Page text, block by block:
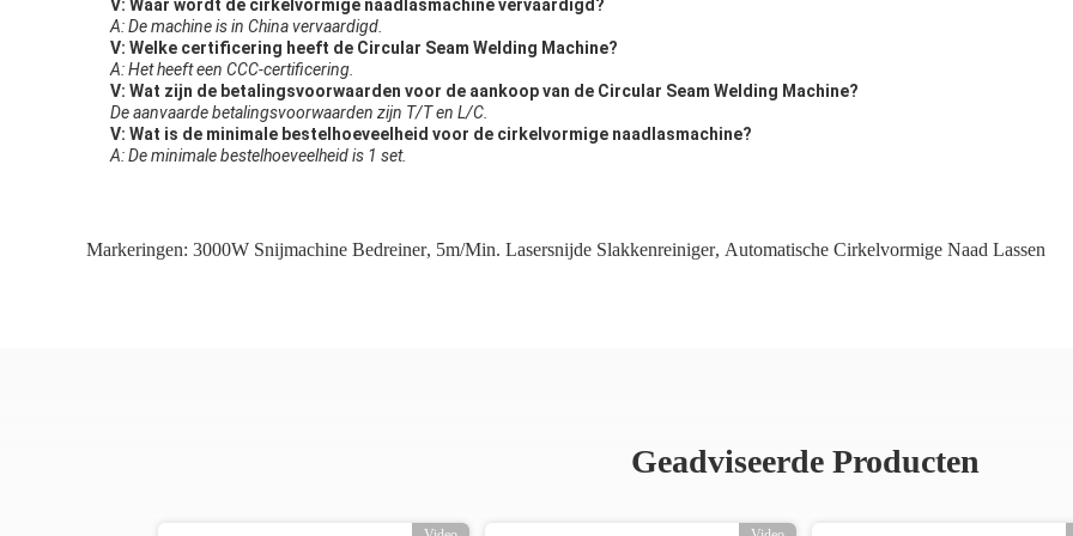
V: Waar wordt de cirkelvormige naadlasmachine vervaardigd?
A: De machine is in China vervaardigd.
V: Welke certificering heeft de Circular Seam Welding Machine?
A: Het heeft een CCC-certificering.
V: Wat zijn de betalingsvoorwaarden voor de aankoop van de Circular Seam Welding Machine?
De aanvaarde betalingsvoorwaarden zijn T/T en L/C.
V: Wat is de minimale bestelhoeveelheid voor de cirkelvormige naadlasmachine?
A: De minimale bestelhoeveelheid is 1 set.
Markeringen: 3000W Snijmachine Bedreiner, 5m/min. Lasersnijde Slakkenreiniger, Automatische Cirkelvormige Naad Lassen
Geadviseerde Producten